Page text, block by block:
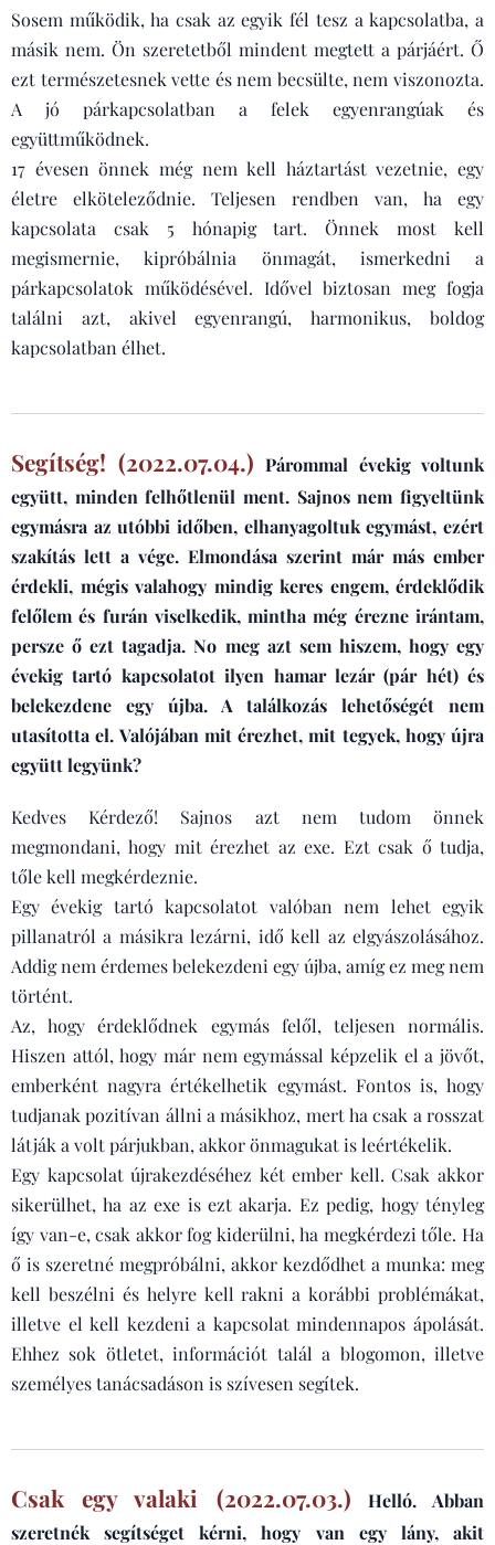
Sosem működik, ha csak az egyik fél tesz a kapcsolatba, a
másik nem. Ön szeretetből mindent megtett a párjáért. Ő
ezt természetesnek vette és nem becsülte, nem viszonozta.
A jó párkapcsolatban a felek egyenrangúak és
együttműködnek.
17 évesen önnek még nem kell háztartást vezetnie, egy
életre elköteleződnie. Teljesen rendben van, ha egy
kapcsolata csak 5 hónapig tart. Önnek most kell
megismernie, kipróbálnia önmagát, ismerkedni a
párkapcsolatok működésével. Idővel biztosan meg fogja
találni azt, akivel egyenrangú, harmonikus, boldog
kapcsolatban élhet.
Segítség! (2022.07.04.) Párommal évekig voltunk
együtt, minden felhőtlenül ment. Sajnos nem figyeltünk
egymásra az utóbbi időben, elhanyagoltuk egymást, ezért
szakítás lett a vége. Elmondása szerint már más ember
érdekli, mégis valahogy mindig keres engem, érdeklődik
felőlem és furán viselkedik, mintha még érezne irántam,
persze ő ezt tagadja. No meg azt sem hiszem, hogy egy
évekig tartó kapcsolatot ilyen hamar lezár (pár hét) és
belekezdene egy újba. A találkozás lehetőségét nem
utasította el. Valójában mit érezhet, mit tegyek, hogy újra
együtt legyünk?
Kedves Kérdező! Sajnos azt nem tudom önnek
megmondani, hogy mit érezhet az exe. Ezt csak ő tudja,
tőle kell megkérdeznie.
Egy évekig tartó kapcsolatot valóban nem lehet egyik
pillanatról a másikra lezárni, idő kell az elgyászolásához.
Addig nem érdemes belekezdeni egy újba, amíg ez meg nem
történt.
Az, hogy érdeklődnek egymás felől, teljesen normális.
Hiszen attól, hogy már nem egymással képzelik el a jövőt,
emberként nagyra értékelhetik egymást. Fontos is, hogy
tudjanak pozitívan állni a másikhoz, mert ha csak a rosszat
látják a volt párjukban, akkor önmagukat is leértékelik.
Egy kapcsolat újrakezdéséhez két ember kell. Csak akkor
sikerülhet, ha az exe is ezt akarja. Ez pedig, hogy tényleg
így van-e, csak akkor fog kiderülni, ha megkérdezi tőle. Ha
ő is szeretné megpróbálni, akkor kezdődhet a munka: meg
kell beszélni és helyre kell rakni a korábbi problémákat,
illetve el kell kezdeni a kapcsolat mindennapos ápolását.
Ehhez sok ötletet, információt talál a blogomon, illetve
személyes tanácsadáson is szívesen segítek.
Csak egy valaki (2022.07.03.) Helló. Abban
szeretnék segítséget kérni, hogy van egy lány, akit